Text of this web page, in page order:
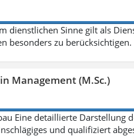
dienstlichen Sinne gilt als
besonders zu berücksichtigen.
Management (M.Sc.)
Eine detaillierte Darstellung
und qualifiziert